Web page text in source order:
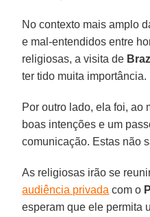
No contexto mais amplo
e mal-entendidos entre
religiosas, a visita de
ter tido muita importância.
Por outro lado, ela foi, ao
boas intenções e um
comunicação. Estas não
As religiosas irão se
audiência privada com o
esperam que ele permita